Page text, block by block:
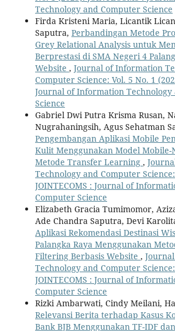
Technology and Computer Science
Firda Kristeni Maria, Licantik
Saputra, Perbandingan Metode
Grey Relational Analysis untuk
Berprestasi di SMA Negeri 4
Website , Journal of Information
Computer Science: Vol. 5 No. 1
Journal of Information
Science
Gabriel Dwi Putra Krisma Rusan,
Nugrahaningsih, Agus Sehatman
Pengembangan Aplikasi Mobile
Kulit Menggunakan Model Mobile-
Metode Transfer Learning ,
Technology and Computer
JOINTECOMS : Journal of
Computer Science
Elizabeth Gracia Tumimomor,
Ade Chandra Saputra, Devi
Aplikasi Rekomendasi Destinasi
Palangka Raya Menggunakan
Filtering Berbasis Website ,
Technology and Computer
JOINTECOMS : Journal of
Computer Science
Rizki Ambarwati, Cindy Meilani,
Relevansi Berita terhadap Kasus
Bank BJB Menggunakan TF-IDF